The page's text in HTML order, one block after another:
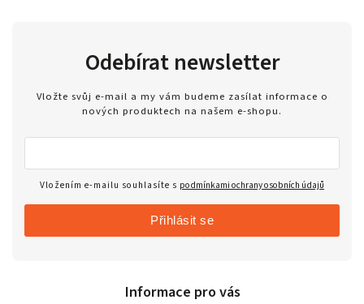
Odebírat newsletter
Vložte svůj e-mail a my vám budeme zasílat informace o
nových produktech na našem e-shopu.
Vložením e-mailu souhlasíte s podmínkami ochrany osobních údajů
Přihlásit se
Informace pro vás